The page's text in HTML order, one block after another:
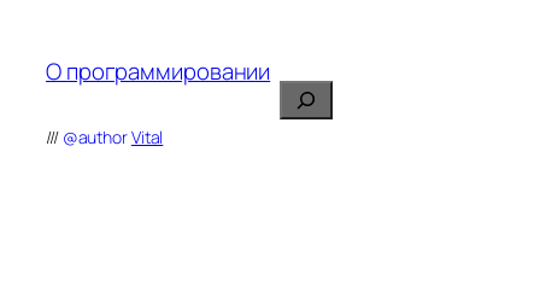
содержимому
О программировании
/// @authorVital
Поиск